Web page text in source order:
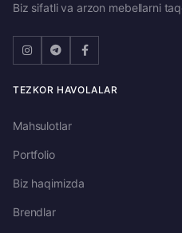
Biz sifatli va arzon mebellarni
TEZKOR HAVOLALAR
Mahsulotlar
Portfolio
Biz haqimizda
Brendlar